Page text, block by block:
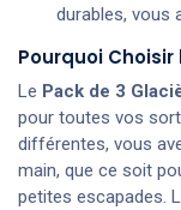
durables, vous
Pourquoi Choisir
Le Pack de 3
pour toutes vos
différentes, vous
main, que ce soit
petites escapades.